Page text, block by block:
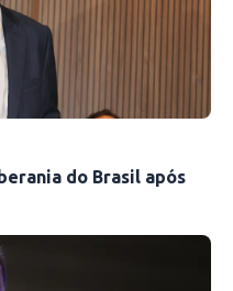
do Brasil após